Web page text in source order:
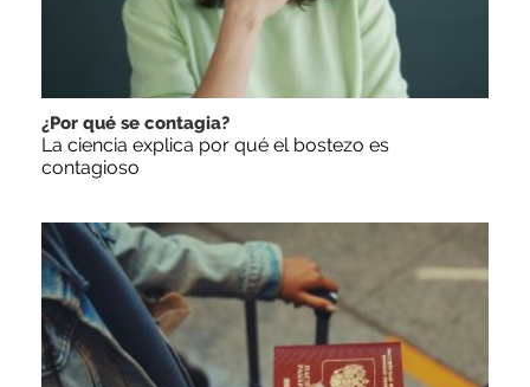
¿Por qué se contagia?
La ciencia explica por qué el bostezo es
contagioso